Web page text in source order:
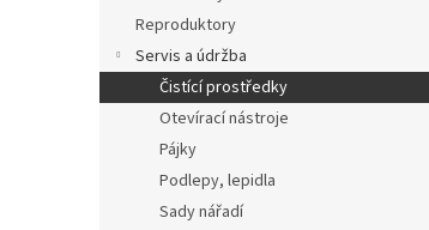
Reproduktory
Servis a údržba
Čistící prostředky
Otevírací nástroje
Pájky
Podlepy, lepidla
Sady nářadí